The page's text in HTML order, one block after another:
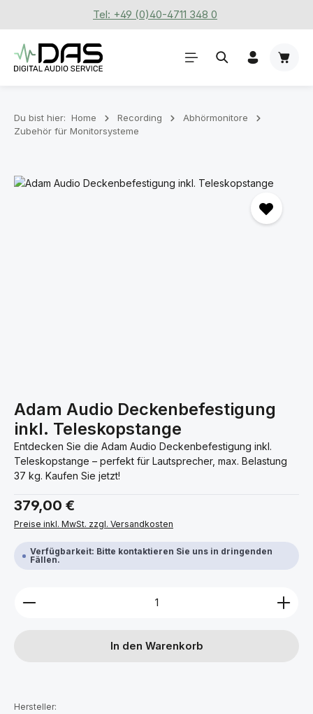
Zum Hauptinhalt springenTel: +49 (0)40-4711 348 0
Du bist hier: Home Recording
Abhörmonitore
Zubehör für Monitorsysteme
Bildergalerie überspringen
Adam Audio Deckenbefestigung
inkl. Teleskopstange
Entdecken Sie die Adam Audio Deckenbefestigung inkl.
Teleskopstange – perfekt für Lautsprecher, max. Belastung
37 kg. Kaufen Sie jetzt!
Regulärer Preis:
379,00 €
Preise inkl. MwSt. zzgl. Versandkosten
Verfügbarkeit: Bitte kontaktieren Sie uns in dringenden
Fällen.
Produkt Anzahl: Gib den gewünschten Wert ein
In den Warenkorb
Hersteller: